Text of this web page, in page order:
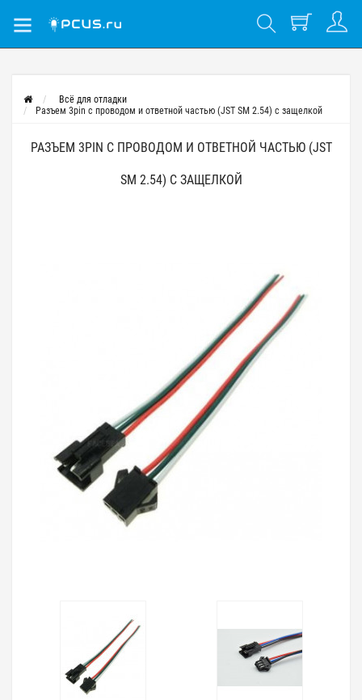
Всё для отладки
Разъем 3pin с проводом и ответной частью (JST SM 2.54) с защелкой
РАЗЪЕМ 3PIN С ПРОВОДОМ И ОТВЕТНОЙ ЧАСТЬЮ (JST
SM 2.54) С ЗАЩЕЛКОЙ